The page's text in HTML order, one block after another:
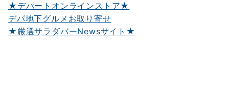
★デパートオンラインストア★
デパ地下グルメお取り寄せ
★厳選サラダバーNewsサイト★